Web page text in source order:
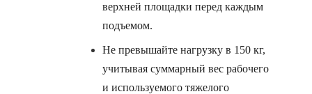
верхней площадки перед каждым
подъемом.
Не превышайте нагрузку в 150 кг,
учитывая суммарный вес рабочего
и используемого тяжелого